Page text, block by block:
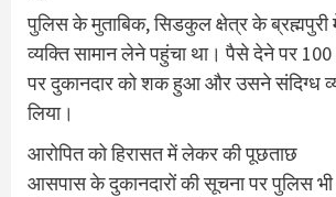
पुलिस के मुताबिक, सिडकुल क्षेत्र के
व्यक्ति सामान लेने पहुंचा था। पैसे देने पर
पर दुकानदार को शक हुआ और उसने संदिग्ध
लिया।
आरोपित को हिरासत में लेकर की पूछताछ
आसपास के दुकानदारों की सूचना पर पुलिस